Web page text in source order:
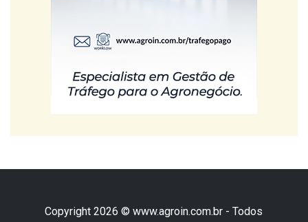
Copyright 2026 © www.agroin.com.br - Todos